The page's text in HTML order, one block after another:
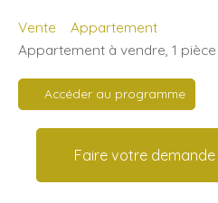
Vente
Appartement
Appartement à vendre, 1 pièce
Accéder au programme
Faire votre